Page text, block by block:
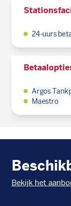
24-uurs
Argos
Maestro
Bekijk het